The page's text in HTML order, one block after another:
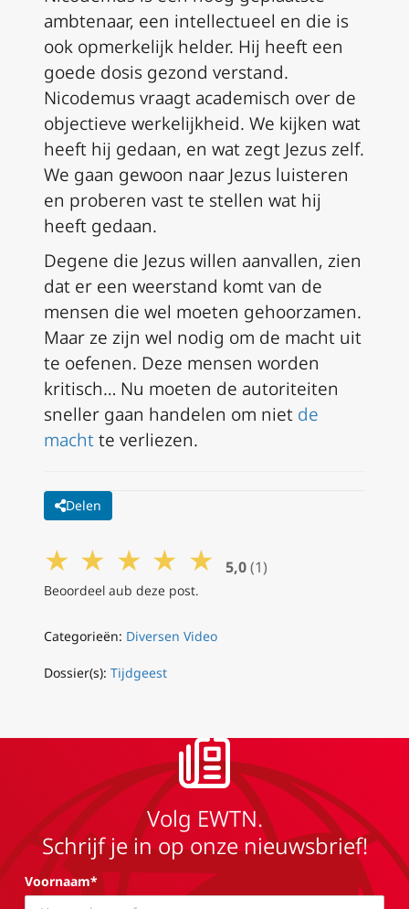
ambtenaar, een intellectueel en die is
ook opmerkelijk helder. Hij heeft een
goede dosis gezond verstand.
Nicodemus vraagt academisch over de
objectieve werkelijkheid. We kijken wat
heeft hij gedaan, en wat zegt Jezus zelf.
We gaan gewoon naar Jezus luisteren
en proberen vast te stellen wat hij
heeft gedaan.
Degene die Jezus willen aanvallen, zien
dat er een weerstand komt van de
mensen die wel moeten gehoorzamen.
Maar ze zijn wel nodig om de macht uit
te oefenen. Deze mensen worden
kritisch… Nu moeten de autoriteiten
sneller gaan handelen om niet de
machtte verliezen.
Delen
★ ★ ★ ★ ★ 5,0 (1)
Beoordeel aub deze post.
Categorieën: Diversen Video
Dossier(s): Tijdgeest
Volg EWTN.
Schrijf je in op onze nieuwsbrief!
Voornaam*